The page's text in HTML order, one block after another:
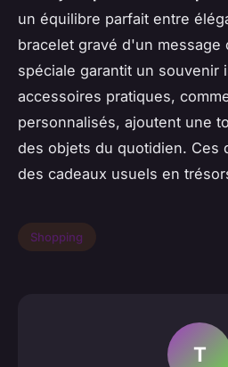
un équilibre parfait entre
bracelet gravé d'un message
spéciale garantit un souvenir
accessoires pratiques,
personnalisés, ajoutent une
des objets du quotidien. Ces
des cadeaux usuels en
Shopping
T